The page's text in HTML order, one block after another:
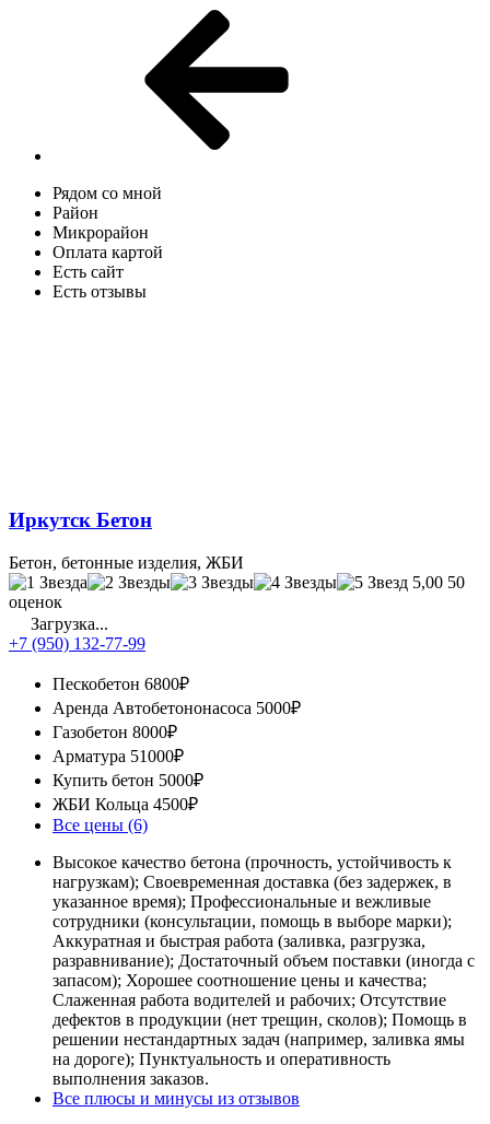
Рядом со мной
Район
Микрорайон
Оплата картой
Есть сайт
Есть отзывы
Иркутск Бетон
Бетон, бетонные изделия, ЖБИ
5,00 50
оценок
Загрузка...
+7 (950) 132-77-99
Пескобетон 6800₽
Аренда Автобетононасоса 5000₽
Газобетон 8000₽
Арматура 51000₽
Купить бетон 5000₽
ЖБИ Кольца 4500₽
Все цены (6)
Высокое качество бетона (прочность, устойчивость к
нагрузкам); Своевременная доставка (без задержек, в
указанное время); Профессиональные и вежливые
сотрудники (консультации, помощь в выборе марки);
Аккуратная и быстрая работа (заливка, разгрузка,
разравнивание); Достаточный объем поставки (иногда с
запасом); Хорошее соотношение цены и качества;
Слаженная работа водителей и рабочих; Отсутствие
дефектов в продукции (нет трещин, сколов); Помощь в
решении нестандартных задач (например, заливка ямы
на дороге); Пунктуальность и оперативность
выполнения заказов.
Все плюсы и минусы из отзывов